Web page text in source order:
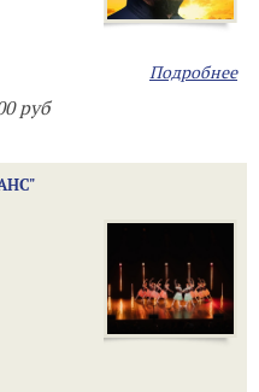
Подробнее
руб